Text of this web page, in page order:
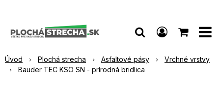
Úvod Plochá strecha Asfaltové pásy
Vrchné vrstvy
Bauder TEC KSO SN - prírodná bridlica